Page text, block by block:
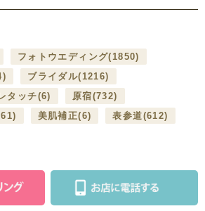
フォトウエディング(1850)
ブライダル(1216)
タッチ(6) 原宿(732)
美肌補正(6) 表参道(612)